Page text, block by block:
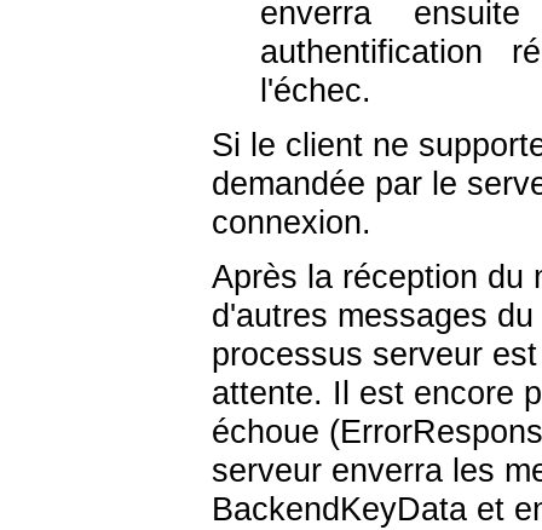
enverra
authentification
l'échec.
Si le client ne
demandée par le
connexion.
Après la réception du
d'autres messages
processus serveur
attente. Il est encore
échoue
serveur enverra les
BackendKeyData et